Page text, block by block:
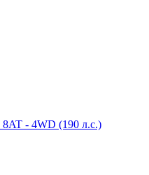
8AT - 4WD (190 л.с.)